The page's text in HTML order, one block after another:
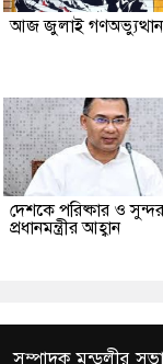
আজ জুলাই গণঅভ্যুত্থান
দেশকে পরিষ্কার ও
প্রধানমন্ত্রীর আহ্বান